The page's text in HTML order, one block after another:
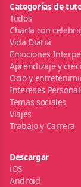
Categorías de
Todos
Charla con
Vida Diaria
Emociones
Aprendizaje y
Ocio y
Intereses
Temas sociales
Viajes
Trabajo y Carrera
Descargar
iOS
Android